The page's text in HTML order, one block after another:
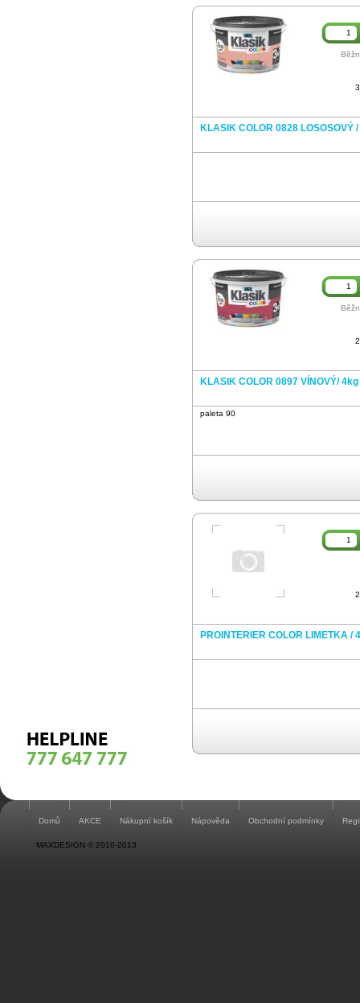
KLASIK COLOR 0828 LOSOSOVÝ
KLASIK COLOR 0897 VÍNOVÝ/ 4kg
paleta 90
PROINTERIER COLOR LIMETKA /
Domů AKCE Nákupní košík Nápověda Obchodní podmínky
MAXDESIGN © 2010-2013